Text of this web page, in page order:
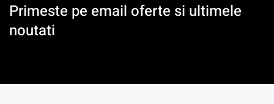
Primeste pe email oferte si ultimele
noutati